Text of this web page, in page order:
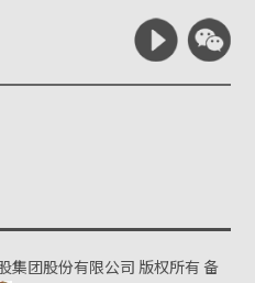
集团股份有限公司 版权所有备